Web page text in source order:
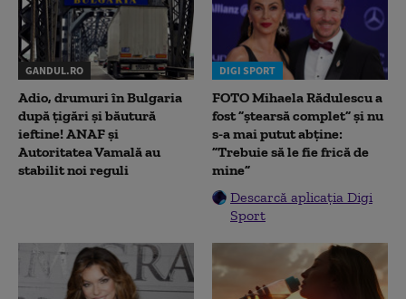
GANDUL.RO
Adio, drumuri în Bulgaria
după țigări și băutură
ieftine! ANAF și
Autoritatea Vamală au
stabilit noi reguli
DIGI SPORT
FOTO Mihaela Rădulescu a
fost ”ștearsă complet” și nu
s-a mai putut abține:
”Trebuie să le fie frică de
mine”
Descarcă aplicația Digi
Sport